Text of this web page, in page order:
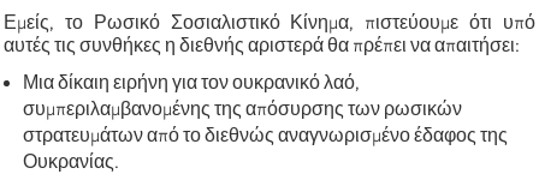
Εμείς, το Ρωσικό Σοσιαλιστικό Κίνημα, πιστεύουμε ότι υπό
αυτές τις συνθήκες η διεθνής αριστερά θα πρέπει να απαιτήσει:
Μια δίκαιη ειρήνη για τον ουκρανικό λαό,
συμπεριλαμβανομένης της απόσυρσης των ρωσικών
στρατευμάτων από το διεθνώς αναγνωρισμένο έδαφος της
Ουκρανίας.